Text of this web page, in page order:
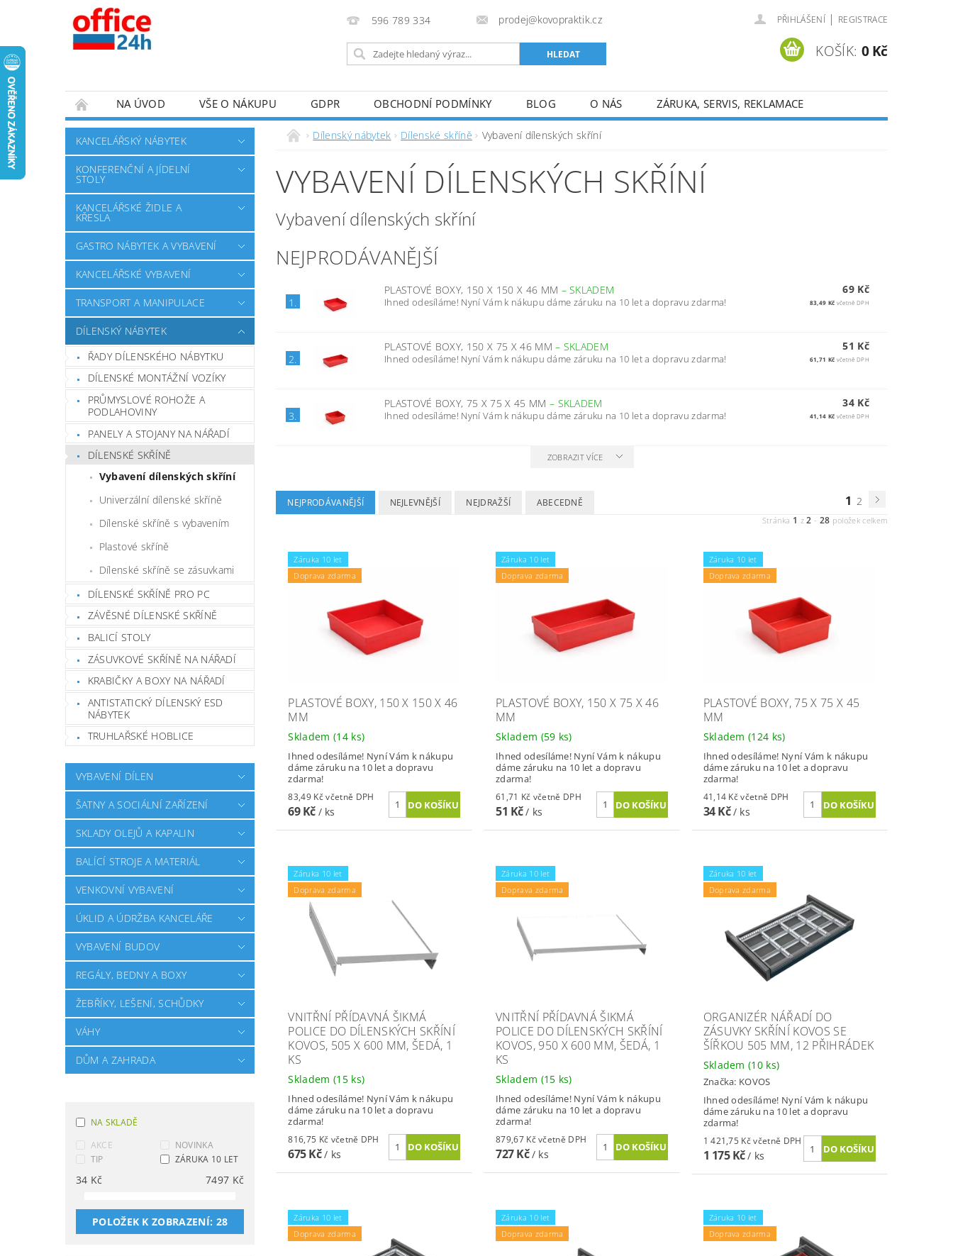
596 789 334 prodej@kovopraktik.cz PŘIHLÁŠENÍ | REGISTRACE
KOŠÍK: 0 Kč
NA ÚVOD VŠE O NÁKUPU GDPR OBCHODNÍ PODMÍNKY BLOG O NÁS ZÁRUKA, SERVIS, REKLAMACE
KANCELÁŘSKÝ NÁBYTEK
KONFERENČNÍ A JÍDELNÍ
STOLY
KANCELÁŘSKÉ ŽIDLE A
KŘESLA
GASTRO NÁBYTEK A VYBAVENÍ
KANCELÁŘSKÉ VYBAVENÍ
TRANSPORT A MANIPULACE
DÍLENSKÝ NÁBYTEK
ŘADY DÍLENSKÉHO NÁBYTKU
DÍLENSKÉ MONTÁŽNÍ VOZÍKY
PRŮMYSLOVÉ ROHOŽE A
PODLAHOVINY
PANELY A STOJANY NA NÁŘADÍ
DÍLENSKÉ SKŘÍNĚ
Vybavení dílenských skříní
Univerzální dílenské skříně
Dílenské skříně s vybavením
Plastové skříně
Dílenské skříně se zásuvkami
DÍLENSKÉ SKŘÍNĚ PRO PC
ZÁVĚSNÉ DÍLENSKÉ SKŘÍNĚ
BALICÍ STOLY
ZÁSUVKOVÉ SKŘÍNĚ NA NÁŘADÍ
KRABIČKY A BOXY NA NÁŘADÍ
ANTISTATICKÝ DÍLENSKÝ ESD
NÁBYTEK
TRUHLAŘSKÉ HOBLICE
VYBAVENÍ DÍLEN
ŠATNY A SOCIÁLNÍ ZAŘÍZENÍ
SKLADY OLEJŮ A KAPALIN
BALÍCÍ STROJE A MATERIÁL
VENKOVNÍ VYBAVENÍ
ÚKLID A ÚDRŽBA KANCELÁŘE
VYBAVENÍ BUDOV
REGÁLY, BEDNY A BOXY
ŽEBŘÍKY, LEŠENÍ, SCHŮDKY
VÁHY
DŮM A ZAHRADA
NA SKLADĚ
AKCE
NOVINKA
TIP
ZÁRUKA 10 LET
34 Kč 7497 Kč
POLOŽEK K ZOBRAZENÍ: 28
Dílenský nábytek Dílenské skříně Vybavení dílenských skříní
VYBAVENÍ DÍLENSKÝCH SKŘÍNÍ
Vybavení dílenských skříní
NEJPRODÁVANĚJŠÍ
1.
PLASTOVÉ BOXY, 150 X 150 X 46 MM –SKLADEM
Ihned odesíláme! Nyní Vám k nákupu dáme záruku na 10 let a dopravu zdarma!
69 Kč
83,49 Kč včetně DPH
2.
PLASTOVÉ BOXY, 150 X 75 X 46 MM– SKLADEM
Ihned odesíláme! Nyní Vám k nákupu dáme záruku na 10 let a dopravu zdarma!
51 Kč
61,71 Kč včetně DPH
3.
PLASTOVÉ BOXY, 75 X 75 X 45 MM – SKLADEM
Ihned odesíláme! Nyní Vám k nákupu dáme záruku na 10 let a dopravu zdarma!
34 Kč
41,14 Kč včetně DPH
ZOBRAZIT VÍCE
NEJPRODÁVANĚJŠÍ NEJLEVNĚJŠÍ NEJDRAŽŠÍ ABECEDNĚ 1 2
Stránka 1 z2 - 28 položek celkem
Záruka 10 let
Doprava zdarma
PLASTOVÉ BOXY, 150 X 150 X 46
MM
Skladem (14 ks)
Ihned odesíláme! Nyní Vám k nákupu
dáme záruku na 10 let a dopravu
zdarma!
83,49 Kč včetně DPH
69 Kč / ks
Záruka 10 let
Doprava zdarma
PLASTOVÉ BOXY, 150 X 75 X 46
MM
Skladem (59 ks)
Ihned odesíláme! Nyní Vám k nákupu
dáme záruku na 10 let a dopravu
zdarma!
61,71 Kč včetně DPH
51 Kč/ ks
Záruka 10 let
Doprava zdarma
PLASTOVÉ BOXY, 75 X 75 X 45
MM
Skladem(124 ks)
Ihned odesíláme! Nyní Vám k nákupu
dáme záruku na 10 let a dopravu
zdarma!
41,14 Kč včetně DPH
34 Kč/ ks
Záruka 10 let
Doprava zdarma
VNITŘNÍ PŘÍDAVNÁ ŠIKMÁ
POLICE DO DÍLENSKÝCH SKŘÍNÍ
KOVOS, 505 X 600 MM, ŠEDÁ, 1
KS
Skladem (15 ks)
Ihned odesíláme! Nyní Vám k nákupu
dáme záruku na 10 let a dopravu
zdarma!
816,75 Kč včetně DPH
675 Kč/ ks
Záruka 10 let
Doprava zdarma
VNITŘNÍ PŘÍDAVNÁ ŠIKMÁ
POLICE DO DÍLENSKÝCH SKŘÍNÍ
KOVOS, 950 X 600 MM, ŠEDÁ, 1
KS
Skladem (15 ks)
Ihned odesíláme! Nyní Vám k nákupu
dáme záruku na 10 let a dopravu
zdarma!
879,67 Kč včetně DPH
727 Kč/ ks
Záruka 10 let
Doprava zdarma
ORGANIZÉR NÁŘADÍ DO
ZÁSUVKY SKŘÍNÍ KOVOS SE
ŠÍŘKOU 505 MM, 12 PŘIHRÁDEK
Skladem(10 ks)
Značka: KOVOS
Ihned odesíláme! Nyní Vám k nákupu
dáme záruku na 10 let a dopravu
zdarma!
1 421,75 Kč včetně DPH
1 175 Kč/ ks
Záruka 10 let
Doprava zdarma
Záruka 10 let
Doprava zdarma
Záruka 10 let
Doprava zdarma